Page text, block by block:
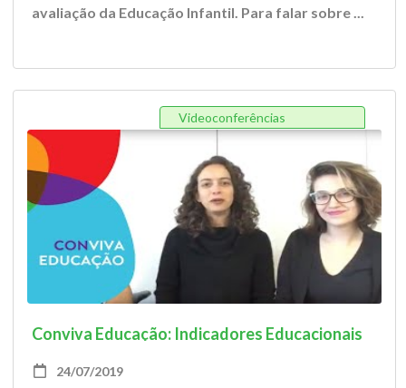
avaliação da Educação Infantil. Para falar sobre ...
Videoconferências
Conviva Educação: Indicadores Educacionais
24/07/2019